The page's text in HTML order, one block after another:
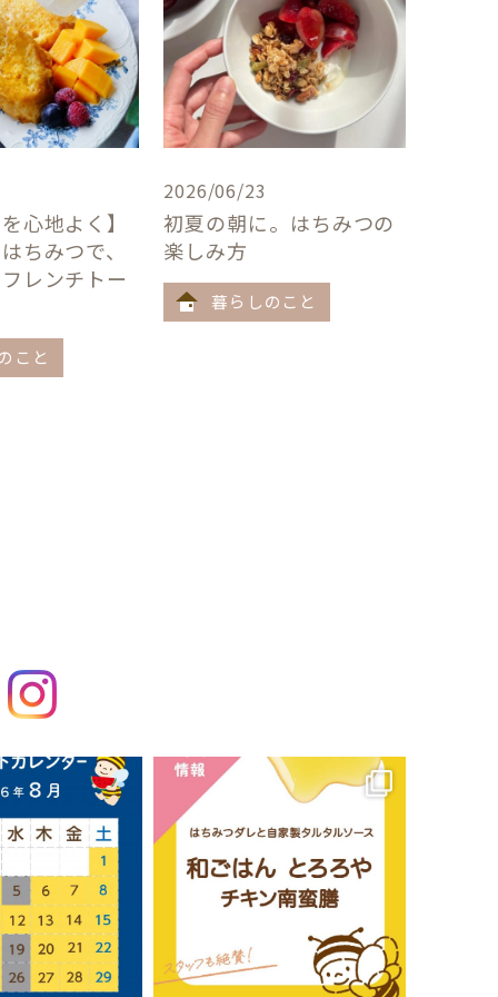
心地よく】
ちみつで、
レンチトー
こと
2026/06/23
初夏の朝に。はちみつの
楽しみ方
暮らしのこと